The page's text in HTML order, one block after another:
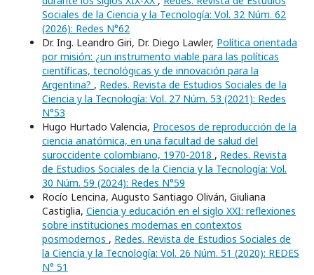
Sociales de la Ciencia y la Tecnología: Vol. 32 Núm. 62
(2026): Redes N°62
Dr. Ing. Leandro Giri, Dr. Diego Lawler, Política orientada
por misión: ¿un instrumento viable para las políticas
científicas, tecnológicas y de innovación para la
Argentina? , Redes. Revista de Estudios Sociales de la
Ciencia y la Tecnología: Vol. 27 Núm. 53 (2021): Redes
N°53
Hugo Hurtado Valencia, Procesos de reproducción de la
ciencia anatómica, en una facultad de salud del
suroccidente colombiano, 1970-2018 , Redes. Revista
de Estudios Sociales de la Ciencia y la Tecnología: Vol.
30 Núm. 59 (2024): Redes N°59
Rocío Lencina, Augusto Santiago Oliván, Giuliana
Castiglia, Ciencia y educación en el siglo XXI: reflexiones
sobre instituciones modernas en contextos
posmodernos , Redes. Revista de Estudios Sociales de
la Ciencia y la Tecnología: Vol. 26 Núm. 51 (2020): REDES
N° 51